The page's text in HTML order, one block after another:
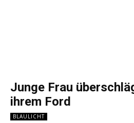
Junge Frau
ihrem Ford
BLAULICHT